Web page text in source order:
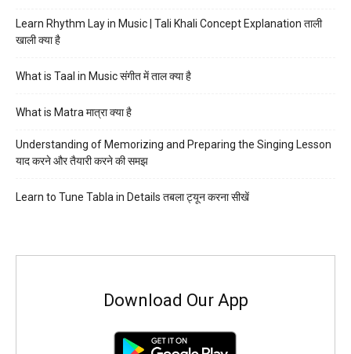
Learn Rhythm Lay in Music | Tali Khali Concept Explanation ताली
खाली क्या है
What is Taal in Music संगीत में ताल क्या है
What is Matra मात्रा क्या है
Understanding of Memorizing and Preparing the Singing Lesson
याद करने और तैयारी करने की समझ
Learn to Tune Tabla in Details तबला ट्यून करना सीखें
Download Our App